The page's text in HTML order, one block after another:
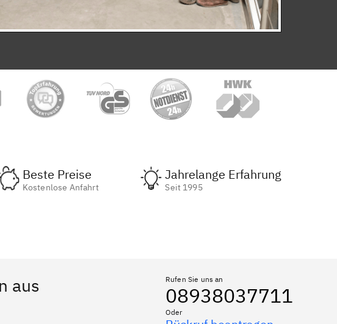
Beste Preise
Kostenlose Anfahrt
Jahrelange Erfahrung
Seit 1995
aus
Rufen Sie uns an
08938037711
Oder